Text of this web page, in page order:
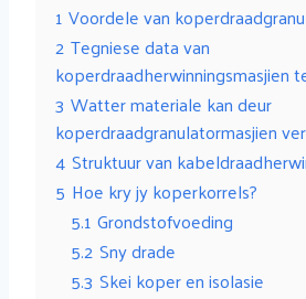
1 Voordele van
2 Tegniese data van
koperdraadherwinningsmasjien
3 Watter materiale kan deur
koperdraadgranulatormasjien
4 Struktuur van
5 Hoe kry jy koperkorrels?
5.1 Grondstofvoeding
5.2 Sny drade
5.3 Skei koper en isolasie